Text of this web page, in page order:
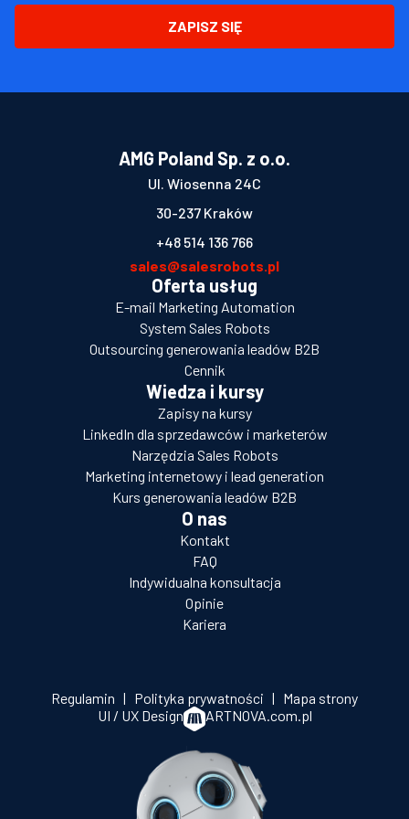
ZAPISZ SIĘ
AMG Poland Sp. z o.o.
Ul. Wiosenna 24C
30-237 Kraków
+48 514 136 766
sales@salesrobots.pl
Oferta usług
E-mail Marketing Automation
System Sales Robots
Outsourcing generowania leadów B2B
Cennik
Wiedza i kursy
Zapisy na kursy
LinkedIn dla sprzedawców i marketerów
Narzędzia Sales Robots
Marketing internetowy i lead generation
Kurs generowania leadów B2B
O nas
Kontakt
FAQ
Indywidualna konsultacja
Opinie
Kariera
Regulamin | Polityka prywatności | Mapa strony
UI / UX Design
ARTNOVA.com.pl